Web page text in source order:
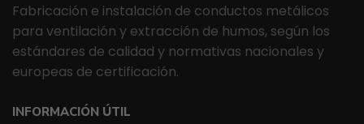
Fabricación e instalación de conductos metálicos
para ventilación y extracción de humos, según los
estándares de calidad y normativas nacionales y
europeas de certificación.
INFORMACIÓN ÚTIL